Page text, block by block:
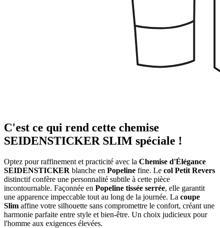
C'est ce qui rend cette chemise
SEIDENSTICKER SLIM spéciale !
Optez pour raffinement et practicité avec la Chemise d'Élégance
SEIDENSTICKER blanche en Popeline fine. Le col Petit Revers
distinctif confère une personnalité subtile à cette pièce
incontournable. Façonnée en Popeline tissée serrée, elle garantit
une apparence impeccable tout au long de la journée. La coupe
Slim affine votre silhouette sans compromettre le confort, créant une
harmonie parfaite entre style et bien-être. Un choix judicieux pour
l'homme aux exigences élevées.